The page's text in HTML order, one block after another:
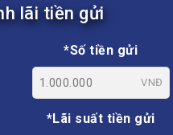
lãi tiền gửi
*Số tiền gửi
VNĐ
*Lãi suất tiền gửi